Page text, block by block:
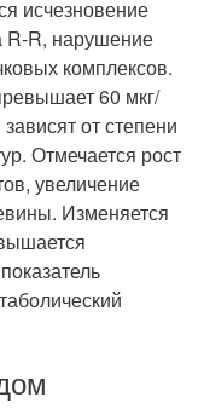
исчезновение
R-R, нарушение
комплексов.
60 мкг/
от степени
Отмечается рост
увеличение
Изменяется